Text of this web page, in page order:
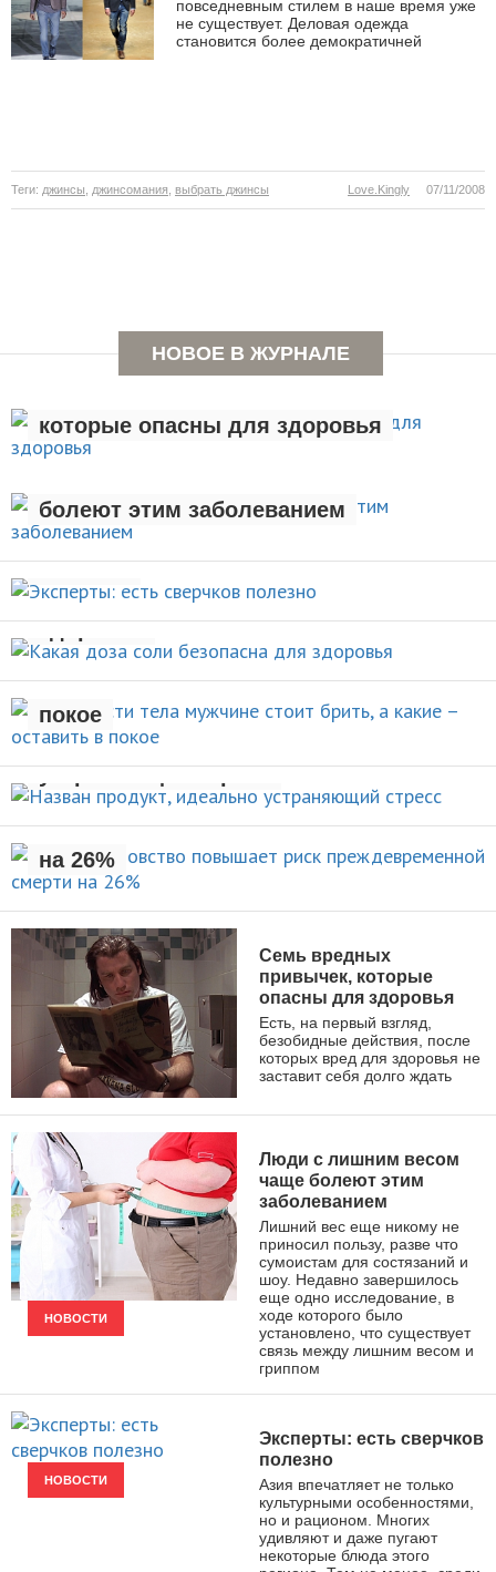
повседневным стилем в наше время уже
не существует. Деловая одежда
становится более демократичней
Теги: джинсы джинсомания выбрать джинсы 07/11/2008
Love.Kingly
НОВОЕ В ЖУРНАЛЕ
которые опасны для здоровья
болеют этим заболеванием
НОВОСТИ
Эксперты: есть сверчков
полезно
НОВОСТИ
Какая доза соли безопасна для
здоровья
НОВОСТИ
Какие части тела мужчине стоит
брить, а какие – оставить в
покое
УХОД ЗА СОБОЙ
Назван продукт, идеально
устраняющий стресс
НОВОСТИ
Раннее отцовство повышает
риск преждевременной смерти
на 26%
НОВОСТИ
ЗДОРОВЫЙ ОБРАЗ ЖИЗНИ
Семь вредных
привычек, которые
опасны для здоровья
Есть, на первый взгляд,
безобидные действия, после
которых вред для здоровья не
заставит себя долго ждать
НОВОСТИ
Люди с лишним весом
чаще болеют этим
заболеванием
Лишний вес еще никому не
приносил пользу, разве что
сумоистам для состязаний и
шоу. Недавно завершилось
еще одно исследование, в
ходе которого было
установлено, что существует
связь между лишним весом и
гриппом
НОВОСТИ
Эксперты: есть сверчков
полезно
Азия впечатляет не только
культурными особенностями,
но и рационом. Многих
удивляют и даже пугают
некоторые блюда этого